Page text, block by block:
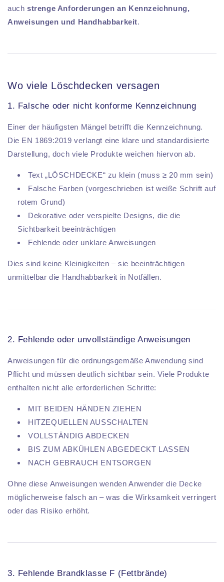
auch strenge Anforderungen an Kennzeichnung,
Anweisungen und Handhabbarkeit.
Wo viele Löschdecken versagen
1. Falsche oder nicht konforme Kennzeichnung
Einer der häufigsten Mängel betrifft die Kennzeichnung.
Die EN 1869:2019 verlangt eine klare und standardisierte
Darstellung, doch viele Produkte weichen hiervon ab.
Text „LÖSCHDECKE“ zu klein (muss ≥ 20 mm sein)
Falsche Farben (vorgeschrieben ist weiße Schrift auf
rotem Grund)
Dekorative oder verspielte Designs, die die
Sichtbarkeit beeinträchtigen
Fehlende oder unklare Anweisungen
Dies sind keine Kleinigkeiten – sie beeinträchtigen
unmittelbar die Handhabbarkeit in Notfällen.
2. Fehlende oder unvollständige Anweisungen
Anweisungen für die ordnungsgemäße Anwendung sind
Pflicht und müssen deutlich sichtbar sein. Viele Produkte
enthalten nicht alle erforderlichen Schritte:
MIT BEIDEN HÄNDEN ZIEHEN
HITZEQUELLEN AUSSCHALTEN
VOLLSTÄNDIG ABDECKEN
BIS ZUM ABKÜHLEN ABGEDECKT LASSEN
NACH GEBRAUCH ENTSORGEN
Ohne diese Anweisungen wenden Anwender die Decke
möglicherweise falsch an – was die Wirksamkeit verringert
oder das Risiko erhöht.
3. Fehlende Brandklasse F (Fettbrände)